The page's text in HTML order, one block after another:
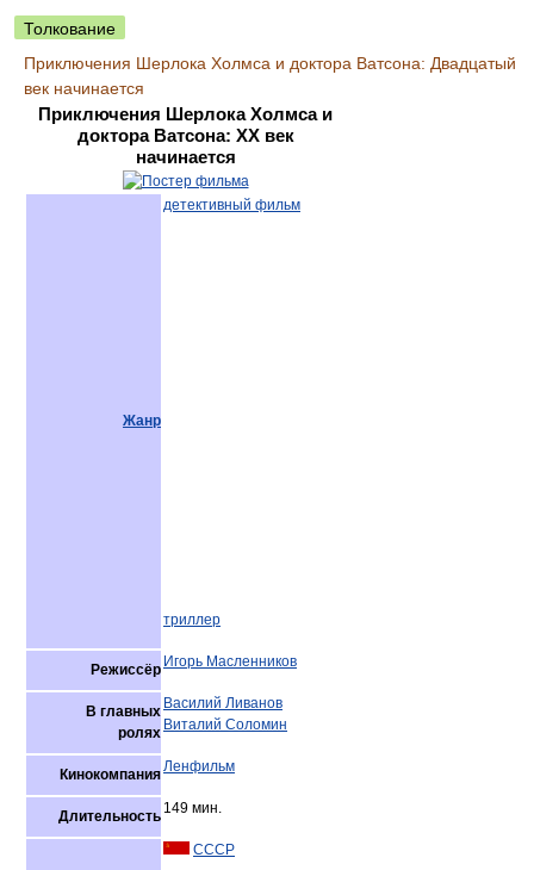
Толкование
Приключения Шерлока Холмса и доктора Ватсона: Двадцатый
век начинается
Приключения Шерлока Холмса и
доктора Ватсона: XX век
начинается
Жанр
детективный фильм
триллер
Режиссёр Игорь Масленников
В главных
ролях
Василий Ливанов
Виталий Соломин
КинокомпанияЛенфильм
Длительность 149 мин.
СССР